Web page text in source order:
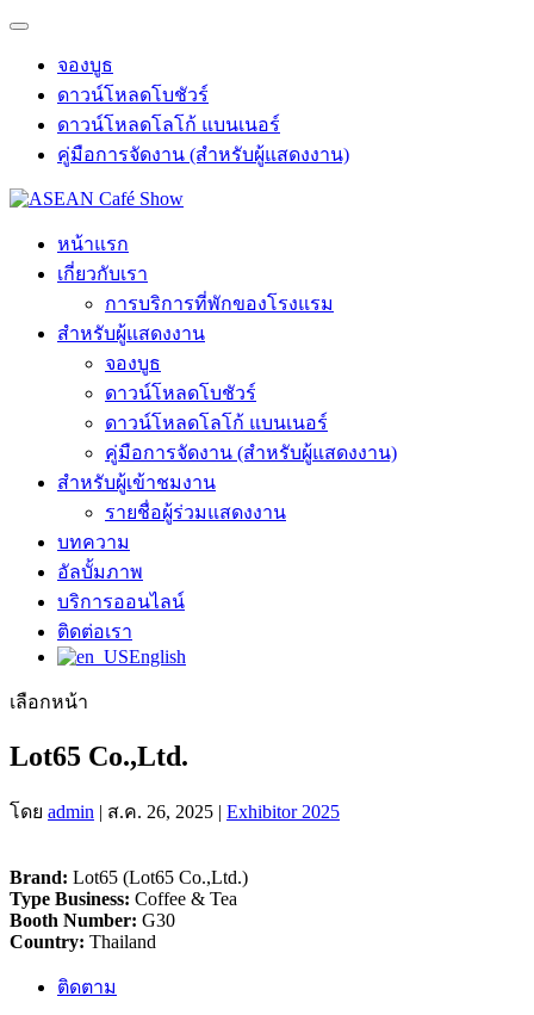
จองบูธ
ดาวน์โหลดโบชัวร์
ดาวน์โหลดโลโก้ แบนเนอร์
คู่มือการจัดงาน (สำหรับผู้แสดงงาน)
หน้าแรก
เกี่ยวกับเรา
การบริการที่พักของโรงแรม
สำหรับผู้แสดงงาน
จองบูธ
ดาวน์โหลดโบชัวร์
ดาวน์โหลดโลโก้ แบนเนอร์
คู่มือการจัดงาน (สำหรับผู้แสดงงาน)
สำหรับผู้เข้าชมงาน
รายชื่อผู้ร่วมแสดงงาน
บทความ
อัลบั้มภาพ
บริการออนไลน์
ติดต่อเรา
English
เลือกหน้า
Lot65 Co.,Ltd.
โดย admin | ส.ค. 26, 2025 | Exhibitor 2025
Brand: Lot65 (Lot65 Co.,Ltd.)
Type Business: Coffee & Tea
Booth Number: G30
Country: Thailand
ติดตาม